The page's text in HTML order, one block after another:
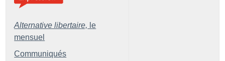
Alternative libertaire, le
mensuel
Communiqués